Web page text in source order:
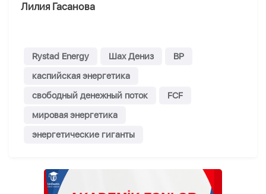
Лилия Гасанова
Rystad Energy Шах Дениз
BP
каспийская энергетика
свободный денежный поток
FCF
мировая энергетика
энергетические гиганты